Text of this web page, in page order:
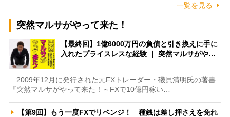
一覧を見る
突然マルサがやって来た！
【最終回】1億6000万円の負債と引き換えに手に
入れたプライスレスな経験 ｜ 突然マルサがや…
2009年12月に発行された元FXトレーダー・磯貝清明氏の著書
『突然マルサがやって来た！～FXで10億円稼い…
【第9回】もう一度FXでリベンジ！ 種銭は差し押さえを免れ